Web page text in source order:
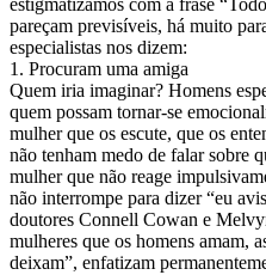
pareçam previsíveis, há muito
especialistas nos dizem:
1. Procuram uma amiga
Quem iria imaginar? Homens
quem possam tornar-se
mulher que os escute, que os
não tenham medo de falar sobre
mulher que não reage
não interrompe para dizer “eu
doutores Connell Cowan e
mulheres que os homens amam,
deixam”, enfatizam